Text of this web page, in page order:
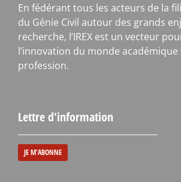
En fédérant tous les acteurs de la
du Génie Civil autour des grands
recherche, l’IREX est un vecteur
l’innovation du monde académique
profession.
Lettre d'information
JE M'ABONNE